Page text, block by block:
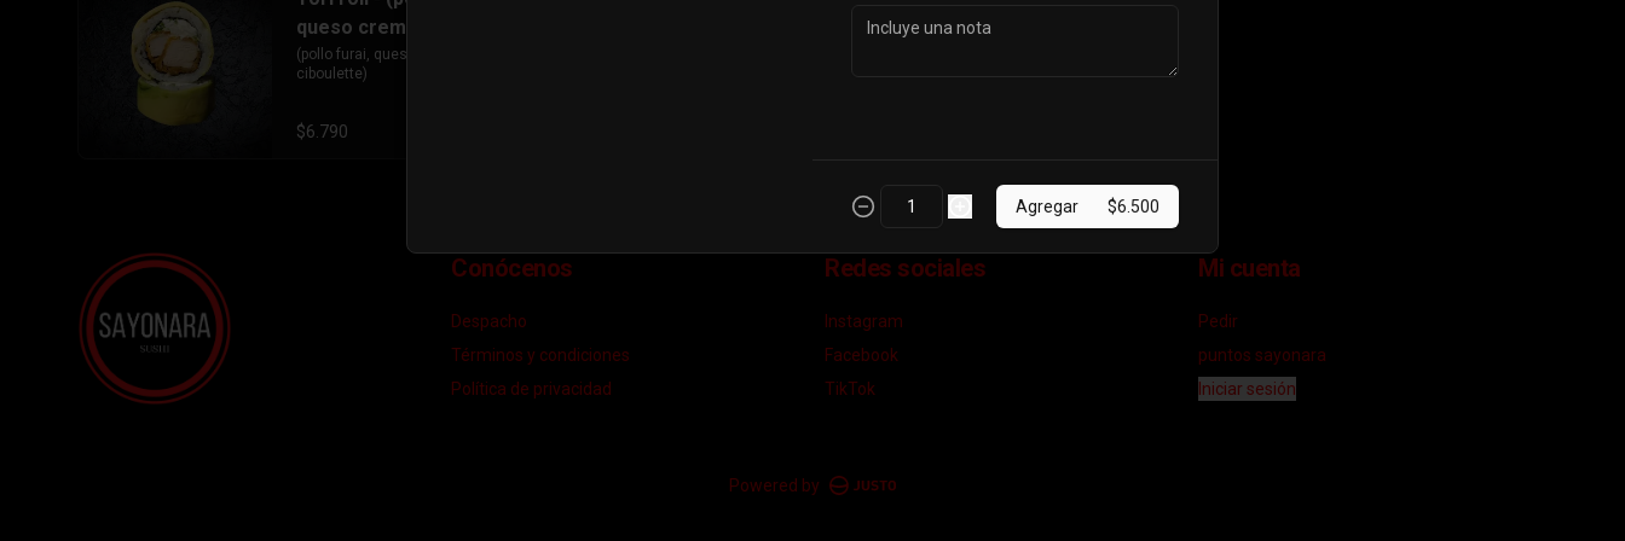
queso crema, ciboulette)
(pollo furai, queso crema,
ciboulette)
$6.790
Conócenos
Despacho
Términos y condiciones
Política de privacidad
Redes sociales
Instagram
Facebook
TikTok
Mi cuenta
Pedir
puntos sayonara
Iniciar sesión
Powered by
Agregar $6.500